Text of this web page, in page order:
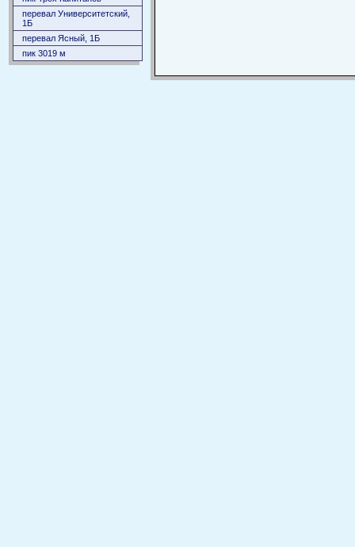
перевал Университетский,
1Б
перевал Ясный, 1Б
пик 3019 м